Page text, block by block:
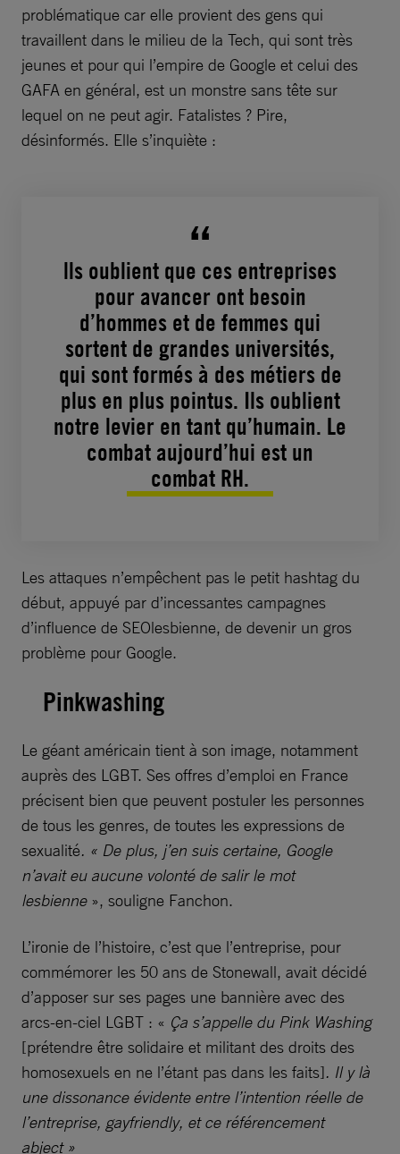
problématique car elle provient des gens qui
travaillent dans le milieu de la Tech, qui sont très
jeunes et pour qui l’empire de Google et celui des
GAFA en général, est un monstre sans tête sur
lequel on ne peut agir. Fatalistes ? Pire,
désinformés. Elle s’inquiète :
lls oublient que ces entreprises
pour avancer ont besoin
d’hommes et de femmes qui
sortent de grandes universités,
qui sont formés à des métiers de
plus en plus pointus. Ils oublient
notre levier en tant qu’humain. Le
combat aujourd’hui est un
combat RH.
Les attaques n’empêchent pas le petit hashtag du
début, appuyé par d’incessantes campagnes
d’influence de SEOlesbienne, de devenir un gros
problème pour Google.
Pinkwashing
Le géant américain tient à son image, notamment
auprès des LGBT. Ses offres d’emploi en France
précisent bien que peuvent postuler les personnes
de tous les genres, de toutes les expressions de
sexualité. « De plus, j’en suis certaine, Google
n’avait eu aucune volonté de salir le mot
lesbienne», souligne Fanchon.
L’ironie de l’histoire, c’est que l’entreprise, pour
commémorer les 50 ans de Stonewall, avait décidé
d’apposer sur ses pages une bannière avec des
arcs-en-ciel LGBT : « Ça s’appelle du Pink Washing
[prétendre être solidaire et militant des droits des
homosexuels en ne l’étant pas dans les faits]. Il y là
une dissonance évidente entre l’intention réelle de
l’entreprise, gayfriendly, et ce référencement
abject »